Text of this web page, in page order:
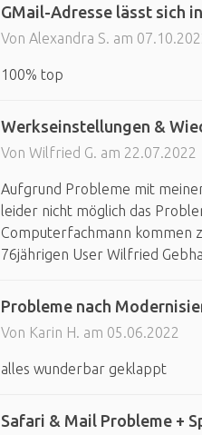
GMail-Adresse lässt sich
Von Alexandra S. am
100% top
Werkseinstellungen &
Von Wilfried G. am 22.07.2022
Aufgrund Probleme mit
leider nicht möglich das
Computerfachmann kommen
76jährigen User Wilfried
Probleme nach
Von Karin H. am 05.06.2022
alles wunderbar geklappt
Safari & Mail Probleme +